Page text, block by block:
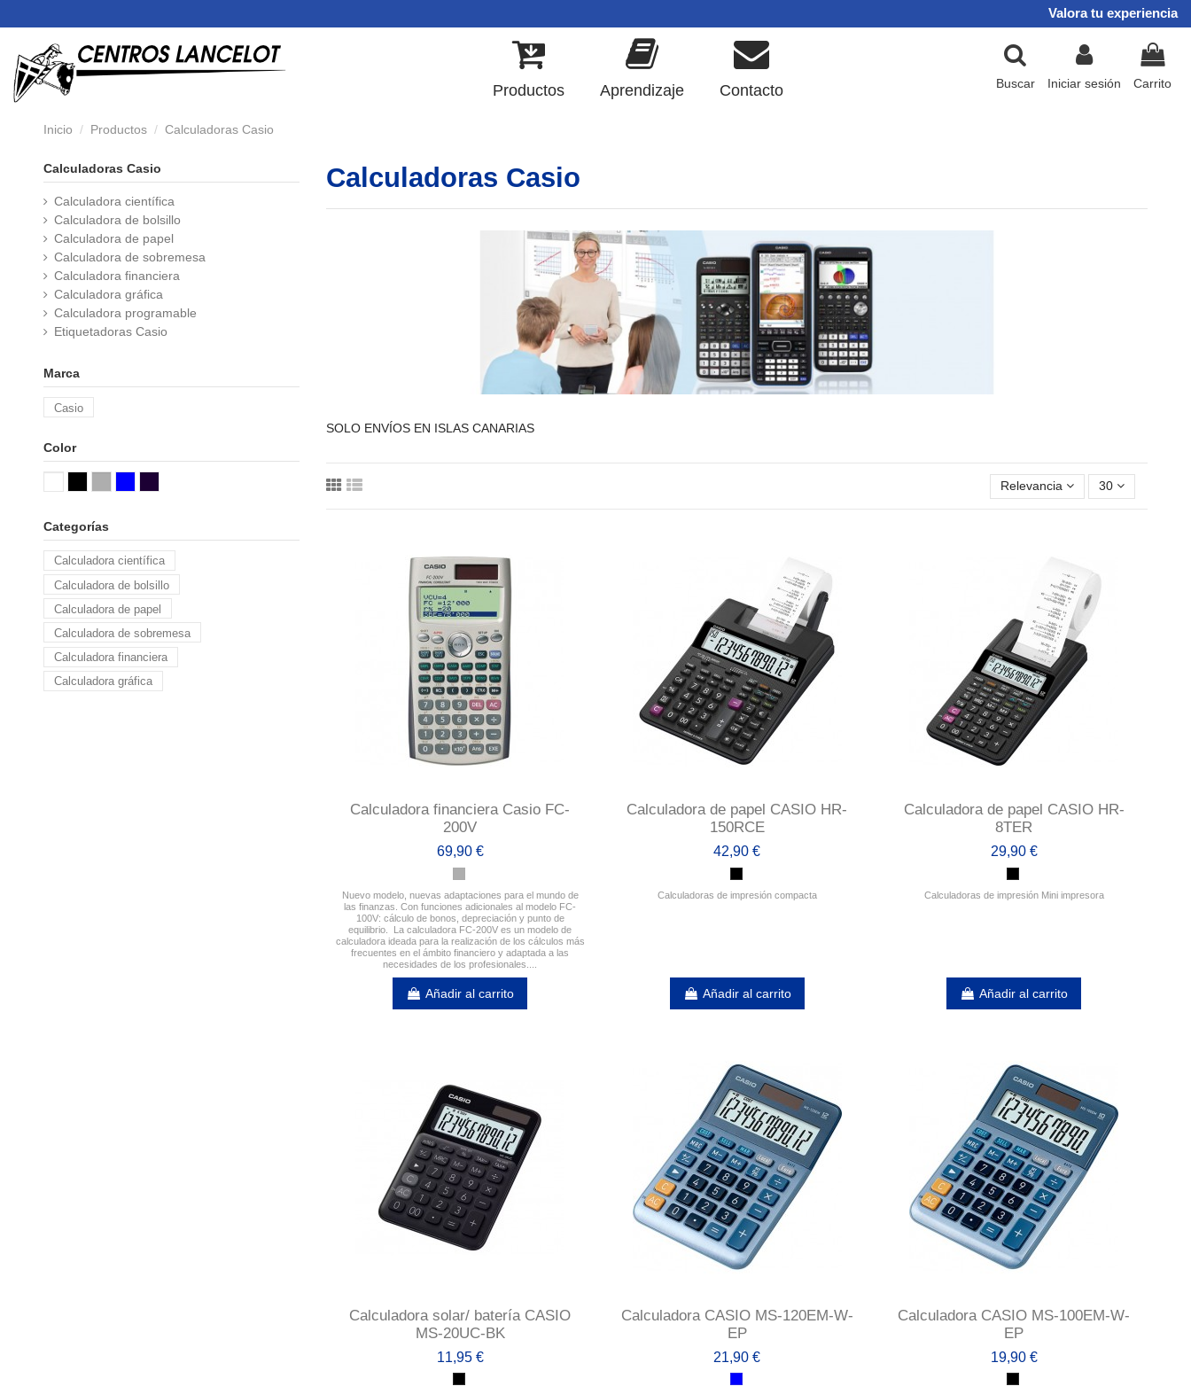
Valora tu experiencia
Productos Aprendizaje Contacto Buscar Iniciar sesión Carrito
Inicio Productos Calculadoras Casio
Calculadoras Casio
SOLO ENVÍOS EN ISLAS CANARIAS
Relevancia 30
Calculadora financiera Casio FC-
200V
69,90 €
Nuevo modelo, nuevas adaptaciones para el mundo de
las finanzas. Con funciones adicionales al modelo FC-
100V: cálculo de bonos, depreciación y punto de
equilibrio. La calculadora FC-200V es un modelo de
calculadora ideada para la realización de los cálculos más
frecuentes en el ámbito financiero y adaptada a las
necesidades de los profesionales....
Añadir al carrito
Calculadora de papel CASIO HR-
150RCE
42,90 €
Calculadoras de impresión compacta
Añadir al carrito
Calculadora de papel CASIO HR-
8TER
29,90 €
Calculadoras de impresión Mini impresora
Añadir al carrito
Calculadora solar/ batería CASIO
MS-20UC-BK
11,95 €
Calculadora CASIO MS-120EM-W-
EP
21,90 €
Calculadora CASIO MS-100EM-W-
EP
19,90 €
Calculadoras Casio
Calculadora científica
Calculadora de bolsillo
Calculadora de papel
Calculadora de sobremesa
Calculadora financiera
Calculadora gráfica
Calculadora programable
Etiquetadoras Casio
Marca
Casio
Color
Categorías
Calculadora científica
Calculadora de bolsillo
Calculadora de papel
Calculadora de sobremesa
Calculadora financiera
Calculadora gráfica